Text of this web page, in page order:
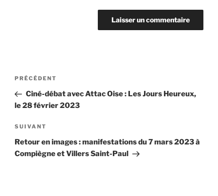
Navigation
l’article
Article
précédent
PRÉCÉDENT
Ciné-débat avec Attac Oise : Les Jours Heureux,
le 28 février 2023
Article
suivant
SUIVANT
Retour en images : manifestations du 7 mars 2023 à
Compiègne et Villers Saint-Paul